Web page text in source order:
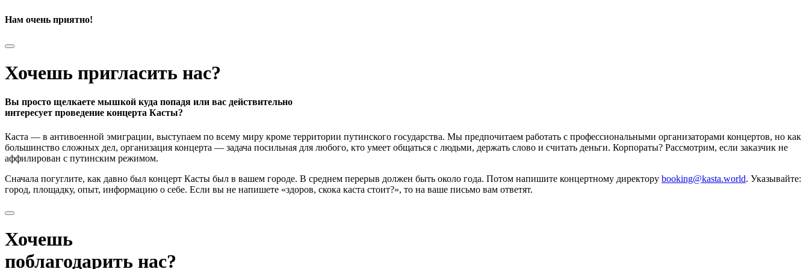
Нам очень приятно!
Хочешь пригласить нас?
Вы просто щелкаете мышкой куда попадя или вас действительно
интересует проведение концерта Касты?
Каста — в антивоенной эмиграции, выступаем по всему миру кроме территории путинского государства. Мы предпочитаем работать с профессиональными организаторами концертов, но как
большинство сложных дел, организация концерта — задача посильная для любого, кто умеет общаться с людьми, держать слово и считать деньги. Корпораты? Рассмотрим, если заказчик не
аффилирован с путинским режимом.
Сначала погуглите, как давно был концерт Касты был в вашем городе. В среднем перерыв должен быть около года. Потом напишите концертному директору booking@kasta.world. Указывайте:
город, площадку, опыт, информацию о себе. Если вы не напишете «здоров, скока каста стоит?», то на ваше письмо вам ответят.
Хочешь
поблагодарить нас?